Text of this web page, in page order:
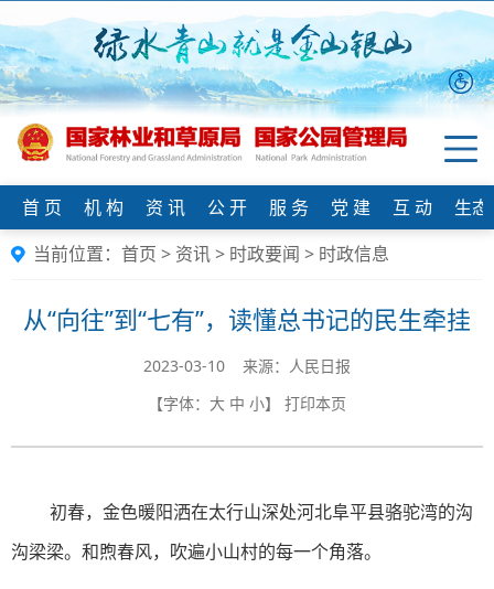
首 页 机 构 资 讯 公 开 服 务 党 建 互 动
生
当前位置： 首页 > 资讯> 时政要闻 > 时政信息
从“向往”到“七有”，读懂总书记的民生牵挂
2023-03-10 来源：人民日报
【字体： 大 中 小】 打印本页
初春，金色暖阳洒在太行山深处河北阜平县骆驼湾的沟
沟梁梁。和煦春风，吹遍小山村的每一个角落。